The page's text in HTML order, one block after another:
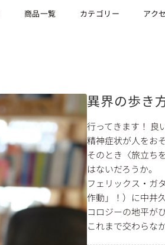
商品一覧 カテゴリー アク
異界の歩き
行ってきます！ 良
精神症状が人をお
そのとき〈旅立ち
はないだろうか。
フェリックス・ガ
作動」！）に中井
コロジーの地平が
これまで交わらな